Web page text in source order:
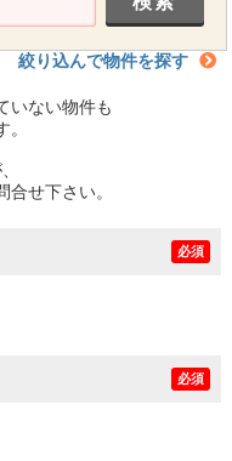
絞り込んで物件を探す
いない物件も
せ下さい。
必須
必須